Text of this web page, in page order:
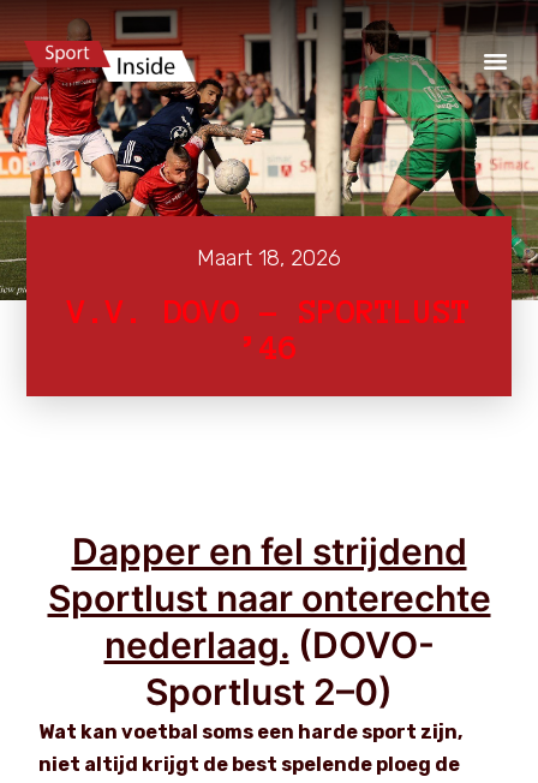
Maart 18, 2026
V.V. DOVO – SPORTLUST
’46
Dapper en fel strijdend
Sportlust naar onterechte
nederlaag. (DOVO-
Sportlust 2–0)
Wat kan voetbal soms een harde sport zijn,
niet altijd krijgt de best spelende ploeg de